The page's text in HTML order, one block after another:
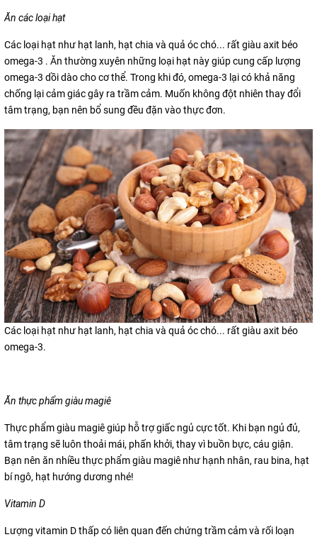
Ăn các loại hạt
Các loại hạt như hạt lanh, hạt chia và quả óc chó... rất giàu axit béo
omega-3 . Ăn thường xuyên những loại hạt này giúp cung cấp lượng
omega-3 dồi dào cho cơ thể. Trong khi đó, omega-3 lại có khả năng
chống lại cảm giác gây ra trầm cảm. Muốn không đột nhiên thay đổi
tâm trạng, bạn nên bổ sung đều đặn vào thực đơn.
Các loại hạt như hạt lanh, hạt chia và quả óc chó... rất giàu axit béo
omega-3.
Ăn thực phẩm giàu magiê
Thực phẩm giàu magiê giúp hỗ trợ giấc ngủ cực tốt. Khi bạn ngủ đủ,
tâm trạng sẽ luôn thoải mái, phấn khởi, thay vì buồn bực, cáu giận.
Bạn nên ăn nhiều thực phẩm giàu magiê như hạnh nhân, rau bina, hạt
bí ngô, hạt hướng dương nhé!
Vitamin D
Lượng vitamin D thấp có liên quan đến chứng trầm cảm và rối loạn